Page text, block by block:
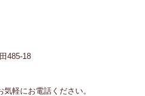
485-18
軽にお電話ください。